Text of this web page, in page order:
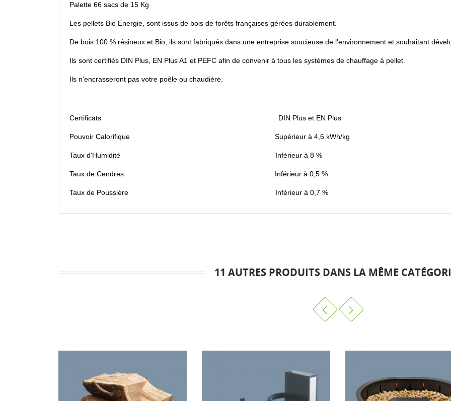
Palette 66 sacs de 15 Kg
Les pellets Bio Energie, sont issus de bois de forêts françaises gérées durablement.
De bois 100 % résineux et Bio, ils sont fabriqués dans une entreprise soucieuse de l'environnement et souhaitant
Ils sont certifiés DIN Plus, EN Plus A1 et PEFC afin de convenir à tous les systèmes de chauffage à pellet.
Ils n'encrasseront pas votre poêle ou chaudière.
Certificats DIN Plus et EN Plus
Pouvoir Calorifique Supérieur à 4,6 kWh/kg
Taux d'Humidité Inférieur à 8 %
Taux de Cendres Inférieur à 0,5 %
Taux de Poussière Inférieur à 0,7 %
11 AUTRES PRODUITS DANS LA MÊME